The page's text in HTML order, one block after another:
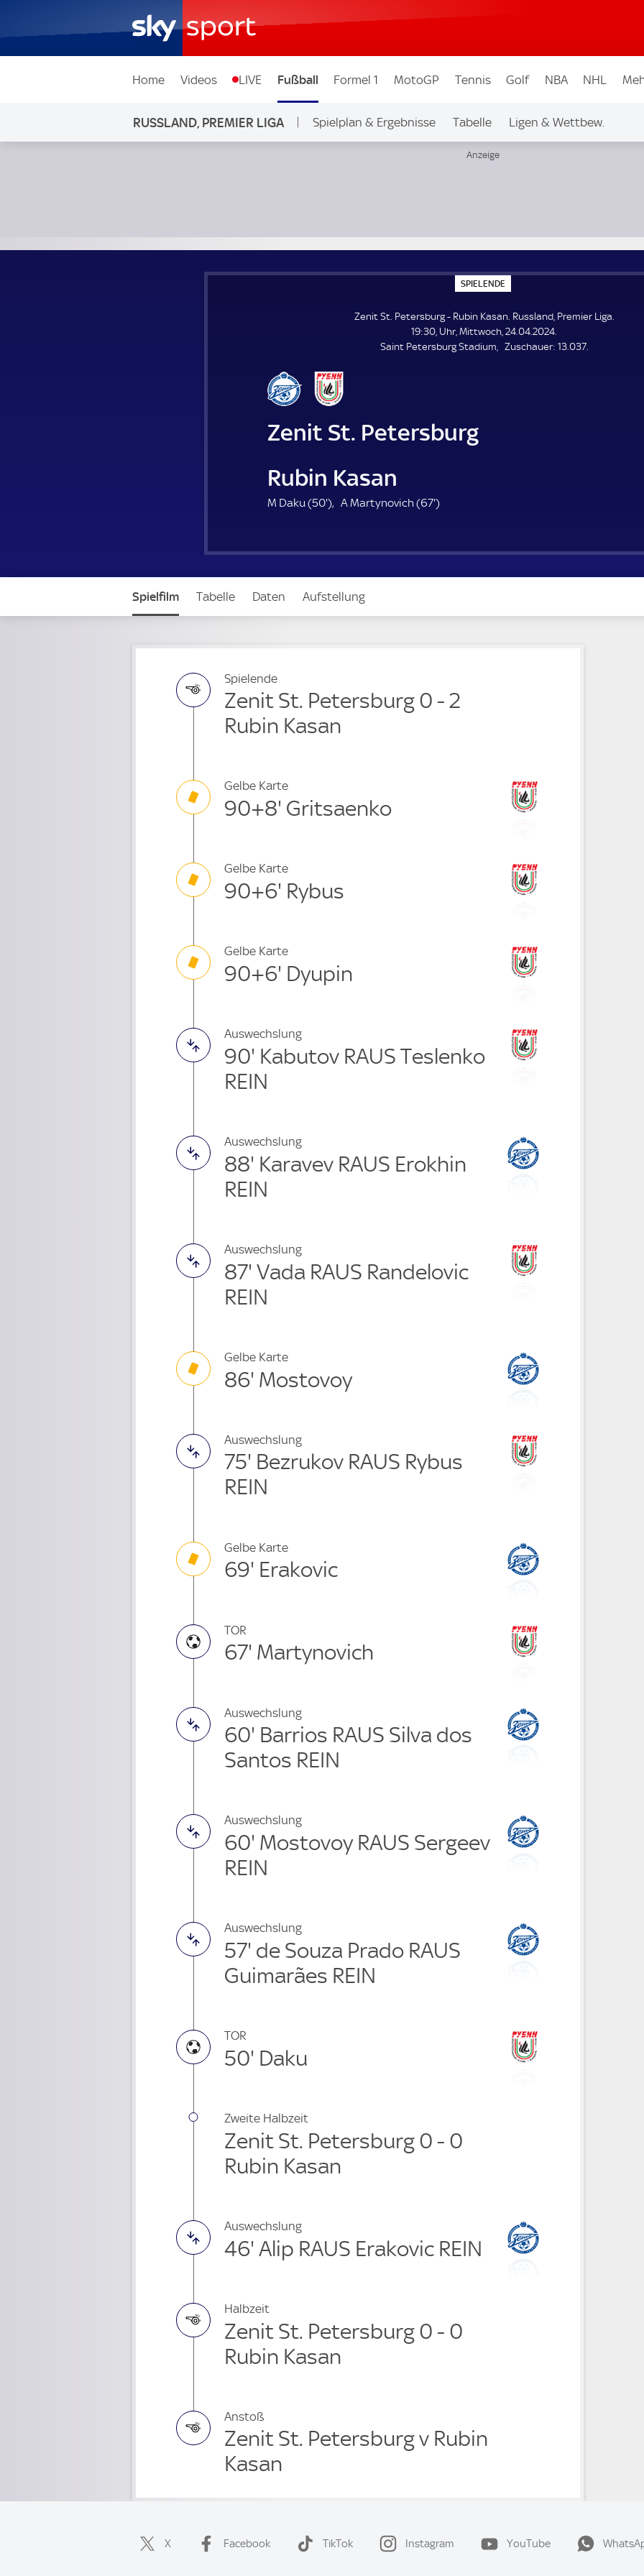
Home Videos LIVE Fußball Formel 1 MotoGP Tennis Golf NBA NHL
RUSSLAND, PREMIER LIGA Spielplan & Ergebnisse Tabelle Ligen & Wettbew.
SPIELENDE
P
E
L
E
N
Zenit St. Petersburg - Rubin Kasan. Russland, Premier Liga.
19:30, Uhr, Mittwoch, 24.04.2024.
Saint Petersburg Stadium
Zuschauer: Z
13.037.
Zenit St. Petersburg
Rubin Kasan
M Daku (50'5
m
n
u
) A Martynovich (67'6
m
n
)
Spielfilm Tabelle Daten Aufstellung
Spielende
Zenit St. Petersburg 0 - 2
Rubin Kasan
Gelbe Karte
90+8' Gritsaenko
Gelbe Karte
90+6' Rybus
Gelbe Karte
90+6' Dyupin
Auswechslung
90' Kabutov RAUS Teslenko
REIN
Auswechslung
88' Karavev RAUS Erokhin
REIN
Auswechslung
87' Vada RAUS Randelovic
REIN
Gelbe Karte
86' Mostovoy
Auswechslung
75' Bezrukov RAUS Rybus
REIN
Gelbe Karte
69' Erakovic
TOR
67' Martynovich
Auswechslung
60' Barrios RAUS Silva dos
Santos REIN
Auswechslung
60' Mostovoy RAUS Sergeev
REIN
Auswechslung
57' de Souza Prado RAUS
Guimarães REIN
TOR
50' Daku
Zweite Halbzeit
Zenit St. Petersburg 0 - 0
Rubin Kasan
Auswechslung
46' Alip RAUS Erakovic REIN
Halbzeit
Zenit St. Petersburg 0 - 0
Rubin Kasan
Anstoß
Zenit St. Petersburg v Rubin
Kasan
X Facebook TikTok Instagram YouTube